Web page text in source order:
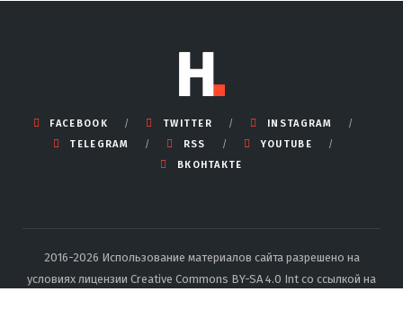
FACEBOOK TWITTER
INSTAGRAM
TELEGRAM
RSS
YOUTUBE
ВКОНТАКТЕ
2016-2026 Использование материалов сайта разрешено на
условиях лицензии Creative Commons BY-SA 4.0 Int со ссылкой на